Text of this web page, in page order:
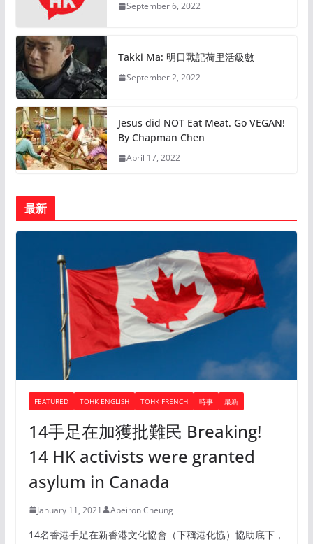
September 6, 2022
Takki Ma: 明日戰記荷里活級數
September 2, 2022
Jesus did NOT Eat Meat. Go VEGAN!
By Chapman Chen
April 17, 2022
最新
FEATURED TOHK ENGLISH TOHK FRENCH 時事 最新
14手足在加獲批難民 Breaking!
14 HK activists were granted
asylum in Canada
January 11, 2021 Apeiron Cheung
14名香港手足在新香港文化協會（下稱港化協）協助底下，